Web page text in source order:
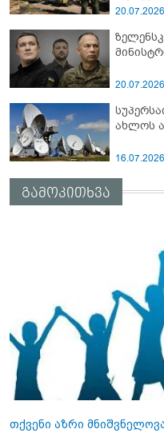
სამიტი
20.07.2026
20.07.2026
16.07.2026
გამოკითხვა
თქვენი აზრი